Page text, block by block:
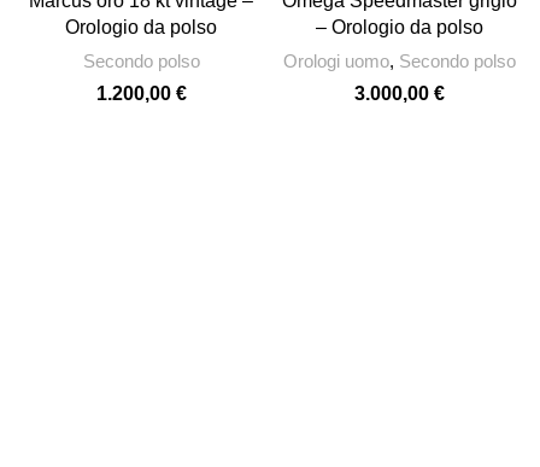
Orologio da polso
Secondo polso
1.200,00 €
– Orologio da polso
Orologi uomo, Secondo polso
3.000,00 €